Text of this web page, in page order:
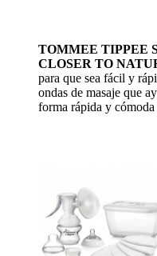
TOMMEE TIPPEE
CLOSER TO
para que sea fácil y
ondas de masaje que
forma rápida y cómoda